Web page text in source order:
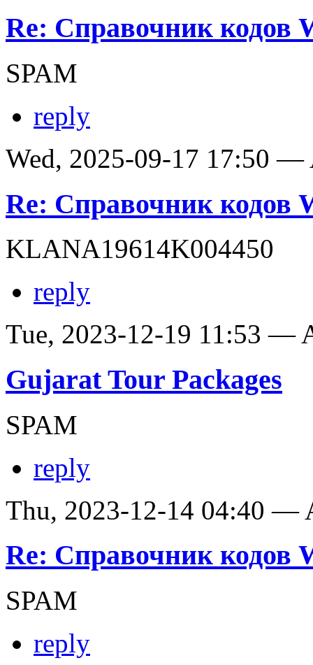
Re: Справочник кодов
SPAM
reply
Wed, 2025-09-17 17:50 —
Re: Справочник кодов
KLANA19614K004450
reply
Tue, 2023-12-19 11:53 —
Gujarat Tour Packages
SPAM
reply
Thu, 2023-12-14 04:40 —
Re: Справочник кодов
SPAM
reply